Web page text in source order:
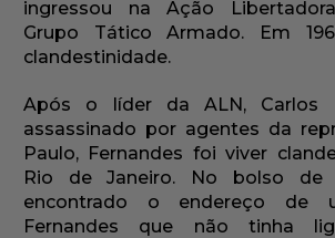
ingressou na Ação
Grupo Tático Armado. Em
clandestinidade.
Após o líder da ALN, Carlos
assassinado por agentes da
Paulo, Fernandes foi viver
Rio de Janeiro. No bolso de
encontrado o endereço de
Fernandes que não tinha